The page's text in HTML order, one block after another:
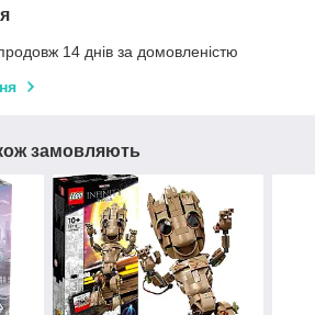
14 днів за домовленістю
замовляють